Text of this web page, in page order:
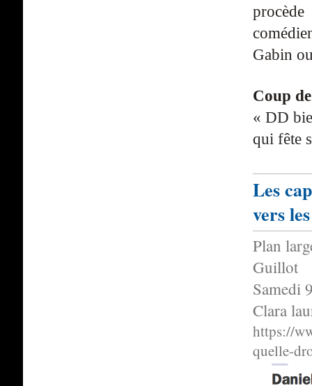
Gabin
Coup
« DD
qui fête
Les
vers
Plan
Guillot
Samedi
Clara
https://
quelle-